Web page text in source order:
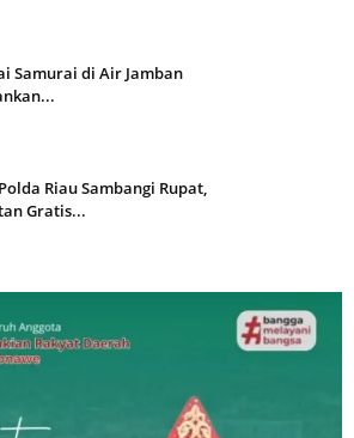
Samurai di Air Jamban
Riau Sambangi Rupat,
Gratis...